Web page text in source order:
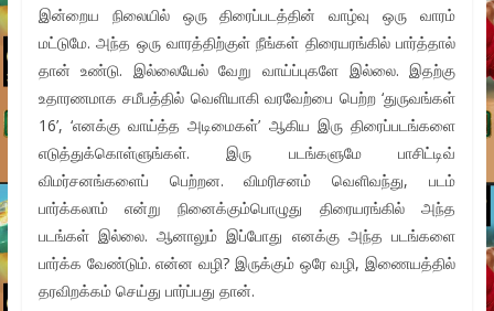
இன்றைய நிலையில் ஒரு திரைப்படத்தின் வாழ்வு ஒரு வாரம்
மட்டுமே. அந்த ஒரு வாரத்திற்குள் நீங்கள் திரையரங்கில் பார்த்தால்
தான் உண்டு. இல்லையேல் வேறு வாய்ப்புகளே இல்லை. இதற்கு
உதாரணமாக சமீபத்தில் வெளியாகி வரவேற்பை பெற்ற ‘துருவங்கள்
16’, ‘எனக்கு வாய்த்த அடிமைகள்’ ஆகிய இரு திரைப்படங்களை
எடுத்துக்கொள்ளுங்கள். இரு படங்களுமே பாசிட்டிவ்
விமர்சனங்களைப் பெற்றன. விமரிசனம் வெளிவந்து, படம்
பார்க்கலாம் என்று நினைக்கும்பொழுது திரையரங்கில் அந்த
படங்கள் இல்லை. ஆனாலும் இப்போது எனக்கு அந்த படங்களை
பார்க்க வேண்டும். என்ன வழி? இருக்கும் ஒரே வழி, இணையத்தில்
தரவிறக்கம் செய்து பார்ப்பது தான்.